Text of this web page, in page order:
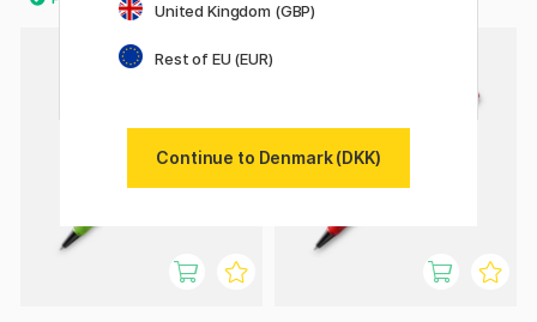
United Kingdom (GBP)
Rest of EU (EUR)
Continue to Denmark (DKK)